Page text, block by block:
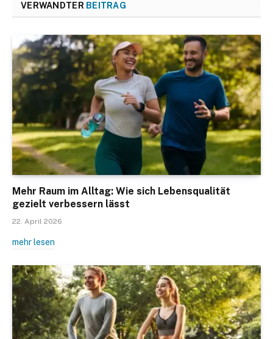
VERWANDTER BEITRAG
Mehr Raum im Alltag: Wie sich Lebensqualität
gezielt verbessern lässt
22. April 2026
mehr lesen